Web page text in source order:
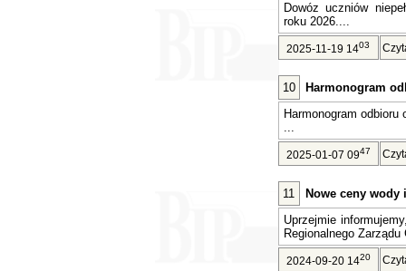
Dowóz uczniów
roku 2026....
2025-11-19 1403
10
Harmonogram
Harmonogram odbioru
...
2025-01-07 0947
11
Nowe ceny wody
Uprzejmie
Regionalnego
2024-09-20 1420